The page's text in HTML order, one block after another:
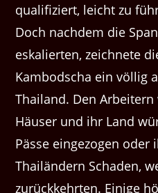
qualifiziert, leicht zu
Doch nachdem die
eskalierten, zeichnete
Kambodscha ein völlig
Thailand. Den
Häuser und ihr Land
Pässe eingezogen oder
Thailändern Schaden,
zurückkehrten. Einige